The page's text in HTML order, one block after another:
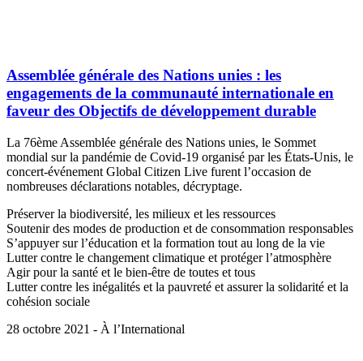
Assemblée générale des Nations unies : les
engagements de la communauté internationale en
faveur des Objectifs de développement durable
La 76ème Assemblée générale des Nations unies, le Sommet
mondial sur la pandémie de Covid-19 organisé par les États-Unis, le
concert-événement Global Citizen Live furent l’occasion de
nombreuses déclarations notables, décryptage.
Préserver la biodiversité, les milieux et les ressources
Soutenir des modes de production et de consommation responsables
S’appuyer sur l’éducation et la formation tout au long de la vie
Lutter contre le changement climatique et protéger l’atmosphère
Agir pour la santé et le bien-être de toutes et tous
Lutter contre les inégalités et la pauvreté et assurer la solidarité et la
cohésion sociale
28 octobre 2021 - À l’International